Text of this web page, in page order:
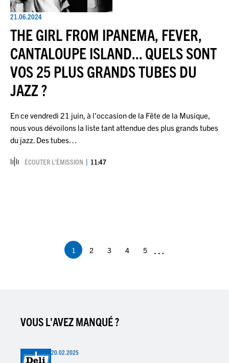
21.06.2024
THE GIRL FROM IPANEMA, FEVER,
CANTALOUPE ISLAND... QUELS SONT
VOS 25 PLUS GRANDS TUBES DU
JAZZ ?
En ce vendredi 21 juin, à l'occasion de la Fête de la Musique,
nous vous dévoilons la liste tant attendue des plus grands tubes
du jazz. Des tubes…
ÉCOUTER L’ÉMISSION 11:47
Page
1 Page
2 Page
3 Page
4 Page
5 …
VOUS L'AVEZ MANQUÉ ?
20.02.2025